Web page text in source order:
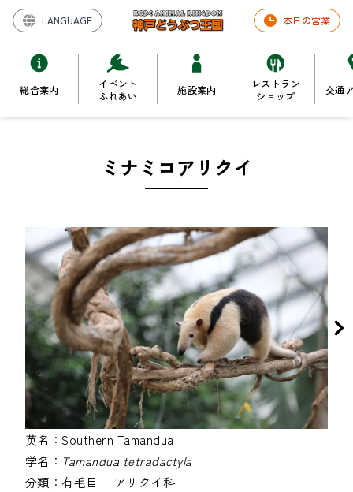
LANGUAGE 本日の営業
総合案内
イベント
ふれあい
施設案内
レストラン
ショップ
交通
ミナミコアリクイ
英名：Southern Tamandua
学名： Tamandua tetradactyla
分類： 有毛目
アリクイ科